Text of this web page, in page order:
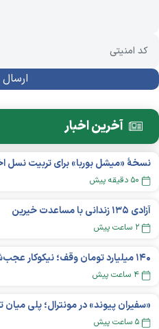
آخرین اخبار
نسخهٔ «میشل بوربا» برای تربیت نسل
۵۰ دقیقه پیش
آزادی ۱۳۵ زندانی با مساعدت خیرین
۲ ساعت پیش
۴ ساعت پیش
«سفیران پیوند» در مونترال؛ پلی میان
۵ ساعت پیش